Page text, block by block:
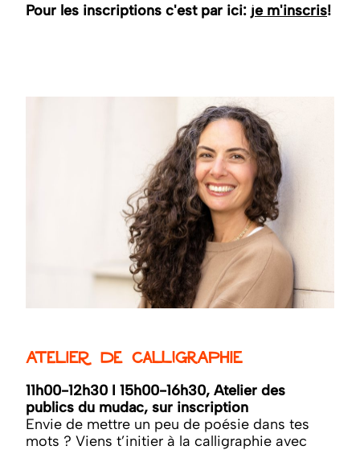
Pour les inscriptions c'est par ici: je m'inscris!
Atelier de calligraphie
11h00-12h30 I 15h00-16h30, Atelier des
publics du mudac, sur inscription
Envie de mettre un peu de poésie dans tes
mots ? Viens t’initier à la calligraphie avec